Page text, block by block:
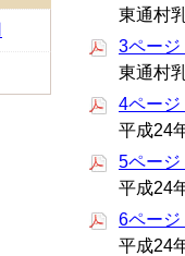
東通村
3ページ
東通村
4ページ
平成24
5ページ
平成24
6ページ
平成24